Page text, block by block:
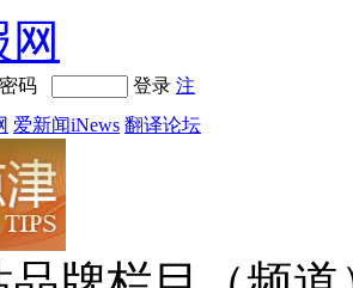
码 登录 注
爱新闻iNews 翻译论坛